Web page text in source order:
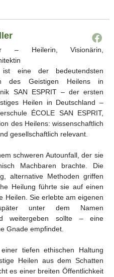
– Heilerin, Visionärin,
eine der bedeutendsten
des Geistigen Heilens in
SAN ESPRIT – der ersten
Heilen in Deutschland –
ÉCOLE SAN ESPRIT,
des Heilens: wissenschaftlich
gesellschaftlich relevant.
schweren Autounfall, der sie
Machbaren brachte. Die
alternative Methoden griffen
Heilung führte sie auf einen
Heilen. Sie erlebte am eigenen
unter dem Namen
weitergeben sollte – eine
Gnade empfindet.
tiefen ethischen Haltung
Heilen aus dem Schatten
es einer breiten Öffentlichkeit